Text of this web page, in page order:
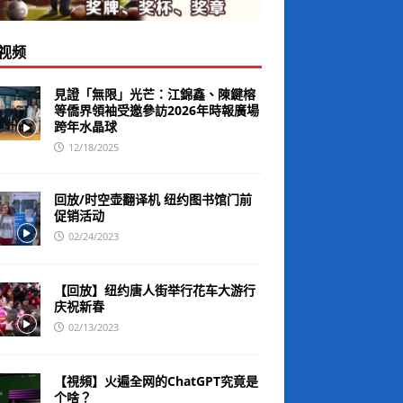
频
見證「無限」光芒：江錦鑫、陳鍵榕
等僑界領袖受邀參訪2026年時報廣場
跨年水晶球
12/18/2025
回放/时空壶翻译机 纽约图书馆门前
促销活动
02/24/2023
【回放】纽约唐人街举行花车大游行
庆祝新春
02/13/2023
【視頻】火遍全网的ChatGPT究竟是
个啥？